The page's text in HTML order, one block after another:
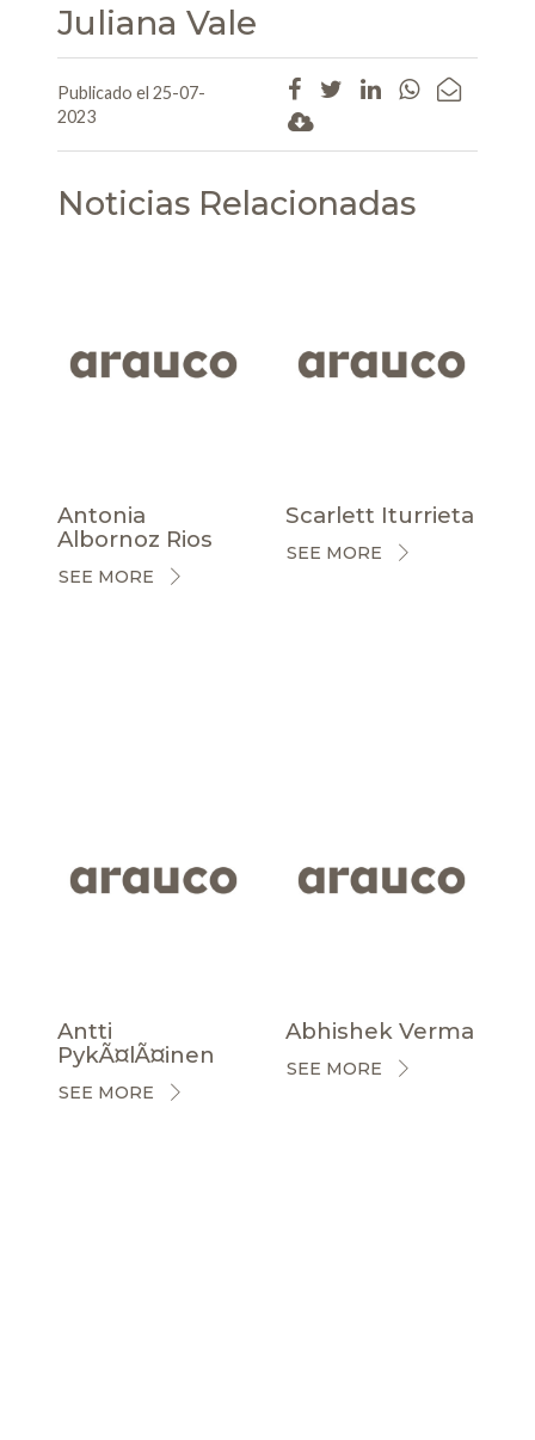
Juliana Vale
Publicado el 25-07-
2023
Noticias Relacionadas
Antonia
Albornoz Rios
SEE MORE
Scarlett Iturrieta
SEE MORE
Antti
PykÃ¤lÃ¤inen
SEE MORE
Abhishek Verma
SEE MORE